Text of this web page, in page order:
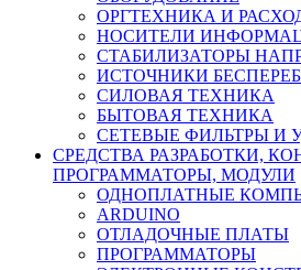
ОРГТЕХНИКА И
НОСИТЕЛИ
СТАБИЛИЗАТОРЫ
ИСТОЧНИКИ
СИЛОВАЯ ТЕХНИКА
БЫТОВАЯ ТЕХНИКА
СЕТЕВЫЕ ФИЛЬТРЫ И
СРЕДСТВА РАЗРАБОТКИ,
ПРОГРАММАТОРЫ, МОДУЛИ
ОДНОПЛАТНЫЕ
ARDUINO
ОТЛАДОЧНЫЕ ПЛАТЫ
ПРОГРАММАТОРЫ